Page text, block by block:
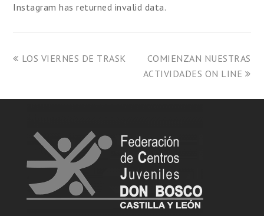
Instagram has returned invalid data.
LOS VIERNES DE TRASK
COMIENZAN NUESTRAS
ACTIVIDADES ON LINE